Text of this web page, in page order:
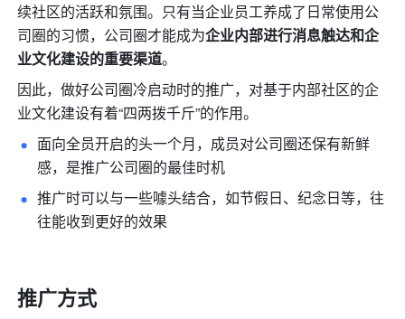
续社区的活跃和氛围。只有当企业员工养成了日常使用公
司圈的习惯，公司圈才能成为企业内部进行消息触达和企
业文化建设的重要渠道。
因此，做好公司圈冷启动时的推广，对基于内部社区的企
业文化建设有着“四两拨千斤”的作用。
面向全员开启的头一个月，成员对公司圈还保有新鲜
感，是推广公司圈的最佳时机
推广时可以与一些噱头结合，如节假日、纪念日等，往
往能收到更好的效果
推广方式